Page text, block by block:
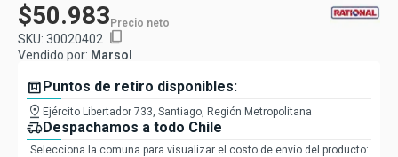
$50.983 Precio neto
SKU: 30020402 content_copy
Vendido por: Marsol
boxPuntos de retiro disponibles:
pin_drop Ejército Libertador 733, Santiago, Región Metropolitana
delivery_truck_speedDespachamos a todo Chile
Selecciona la comuna para visualizar el costo de envío del producto: